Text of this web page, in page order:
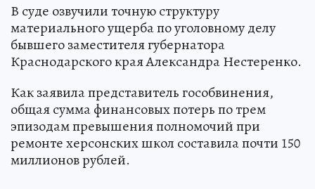
В суде озвучили точную структуру
материального ущерба по уголовному делу
бывшего заместителя губернатора
Краснодарского края Александра Нестеренко.
Как заявила представитель гособвинения,
общая сумма финансовых потерь по трем
эпизодам превышения полномочий при
ремонте херсонских школ составила почти 150
миллионов рублей.